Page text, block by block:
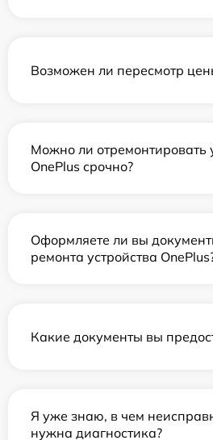
Возможен ли пересмотр
Можно ли отремонтировать
OnePlus срочно?
Оформляете ли вы
ремонта устройства
Какие документы вы
Я уже знаю, в чем
нужна диагностика?